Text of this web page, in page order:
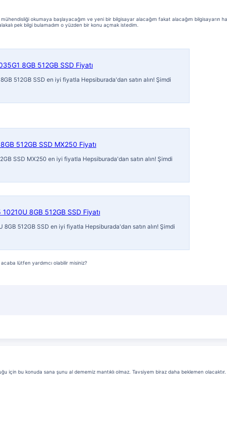
okumaya başlayacağım ve yeni bir bilgisayar alacağım fakat alacağım bilgisayarın
pek bilgi bulamadım o yüzden bir konu açmak istedim.
8GB 512GB SSD Fiyatı
512GB SSD en iyi fiyatla Hepsiburada'dan satın alın! Şimdi
512GB SSD MX250 Fiyatı
SSD MX250 en iyi fiyatla Hepsiburada'dan satın alın! Şimdi
8GB 512GB SSD Fiyatı
512GB SSD en iyi fiyatla Hepsiburada'dan satın alın! Şimdi
lütfen yardımcı olabilir misiniz?
için bu konuda sana şunu al dememiz mantıklı olmaz. Tavsiyem biraz daha beklemen olacaktır.